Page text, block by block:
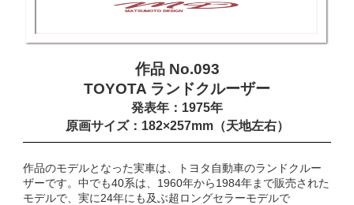
作品 No.093
TOYOTA ランドクルーザー
発表年：1975年
原画サイズ：182×257mm（天地左右）
作品のモデルとなった実車は、トヨタ自動車のランドクルー
ザーです。中でも40系は、1960年から1984年まで販売された
モデルで、実に24年にも及ぶ超ロングセラーモデルで